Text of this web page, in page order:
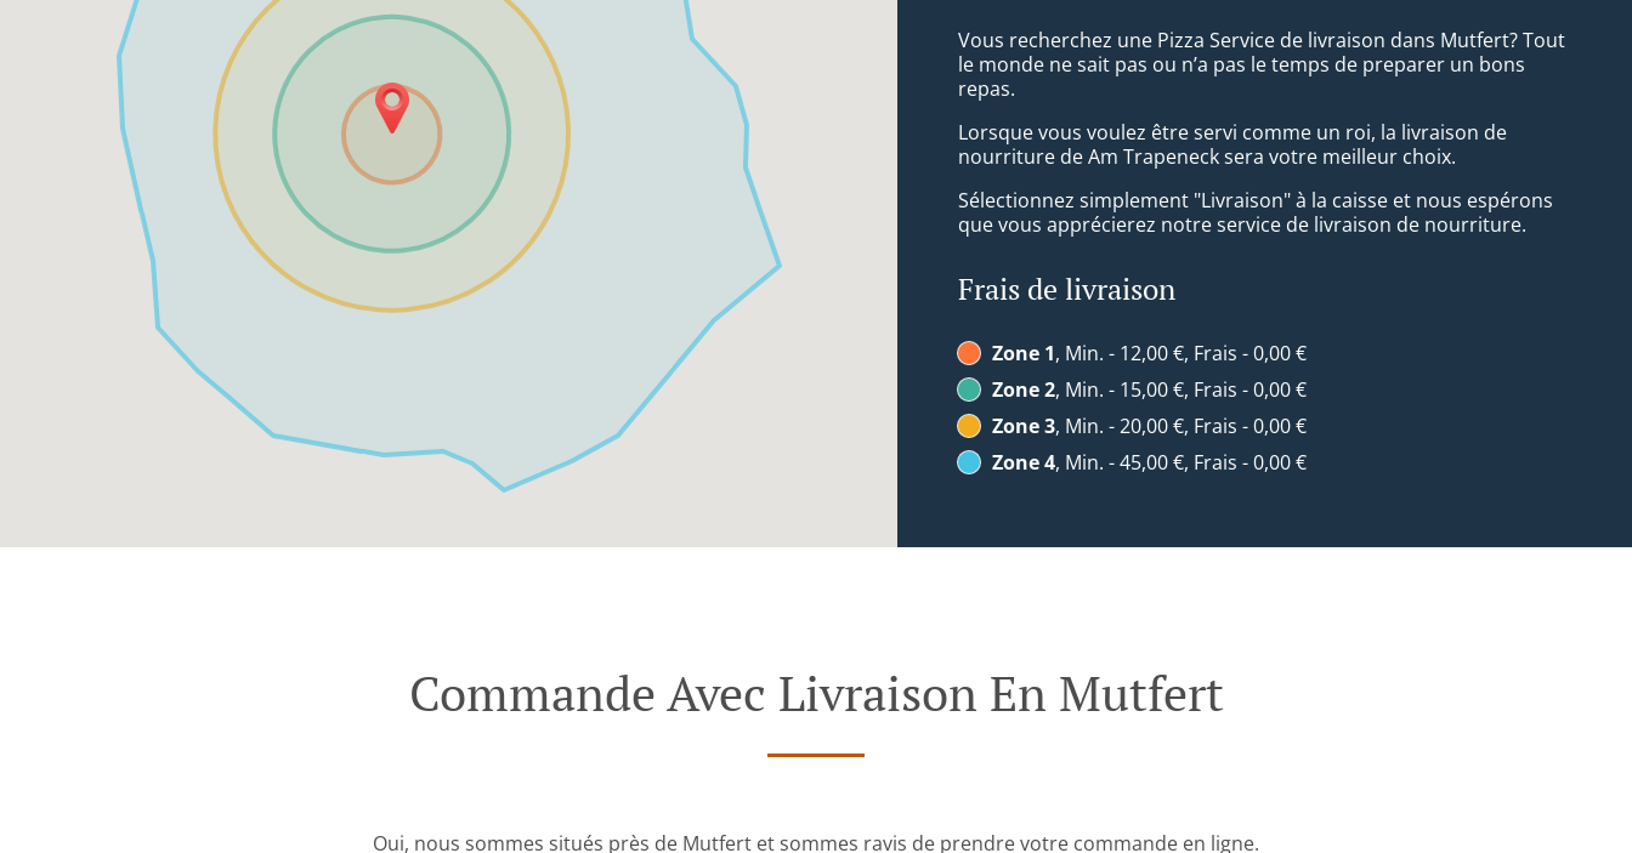
Vous recherchez une Pizza Service de livraison dans Mutfert? Tout
le monde ne sait pas ou n’a pas le temps de preparer un bons
repas.
Lorsque vous voulez être servi comme un roi, la livraison de
nourriture de Am Trapeneck sera votre meilleur choix.
Sélectionnez simplement "Livraison" à la caisse et nous espérons
que vous apprécierez notre service de livraison de nourriture.
Frais de livraison
Zone 1, Min. - 12,00 €, Frais - 0,00 €
Zone 2, Min. - 15,00 €, Frais - 0,00 €
Zone 3, Min. - 20,00 €, Frais - 0,00 €
Zone 4, Min. - 45,00 €, Frais - 0,00 €
Commande Avec Livraison En Mutfert
Oui, nous sommes situés près de Mutfert et sommes ravis de prendre votre commande en ligne.